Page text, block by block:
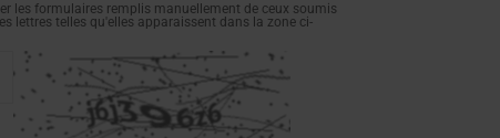
les formulaires remplis manuellement de ceux soumis
lettres telles qu'elles apparaissent dans la zone ci-